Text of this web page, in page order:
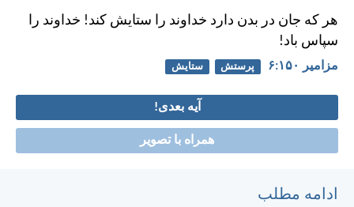
هر كه جان در بدن دارد خداوند را ستايش كند! خداوند را
سپاس باد!
مزامير ۱۵۰:‏۶ پرستش ستایش
آیه بعدی!
همراه با تصویر
ادامه مطلب